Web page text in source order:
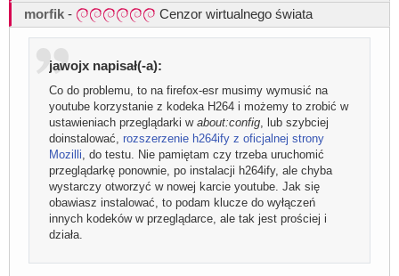
morfik - Cenzor wirtualnego świata
jawojx napisał(-a):
Co do problemu, to na firefox-esr musimy wymusić na
youtube korzystanie z kodeka H264 i możemy to zrobić w
ustawieniach przeglądarki wabout:config , lub szybciej
doinstalować,rozszerzenie h264ify z oficjalnej strony
Mozilli , do testu. Nie pamiętam czy trzeba uruchomić
przeglądarkę ponownie, po instalacji h264ify, ale chyba
wystarczy otworzyć w nowej karcie youtube. Jak się
obawiasz instalować, to podam klucze do wyłączeń
innych kodeków w przeglądarce, ale tak jest prościej i
działa.